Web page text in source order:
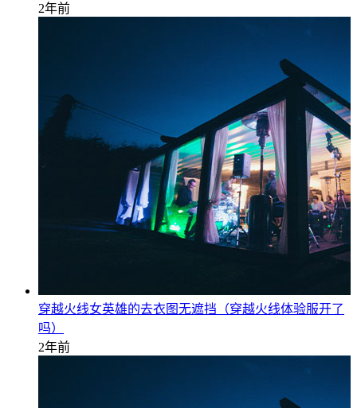
2年前
穿越火线女英雄的去衣图无遮挡（穿越火线体验服开了
吗）
2年前